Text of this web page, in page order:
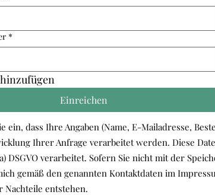
*
Einreichen
dass Ihre Angaben (Name, E-Mailadresse,
Ihrer Anfrage verarbeitet werden. Diese
DSGVO verarbeitet. Sofern Sie nicht mit der
gemäß den genannten Kontaktdaten im
entstehen.